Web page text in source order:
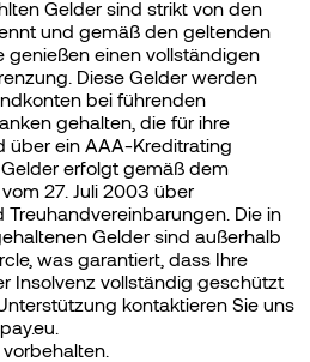
Gelder sind strikt von den
und gemäß den geltenden
genießen einen vollständigen
Diese Gelder werden
bei führenden
gehalten, die für ihre
über ein AAA-Kreditrating
erfolgt gemäß dem
27. Juli 2003 über
Die in
Gelder sind außerhalb
was garantiert, dass Ihre
Insolvenz vollständig geschützt
kontaktieren Sie uns